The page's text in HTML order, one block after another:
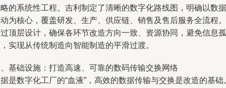
的系统性工程。吉利制定了清晰的数字化路线图，明确以数据
为核心，覆盖研发、生产、供应链、销售及售后服务全流程。
顶层设计，确保各环节改造方向一致、资源协同，避免信息孤
实现从传统制造向智能制造的平滑过渡。
基础设施：打造高速、可靠的数码传输交换网络
是数字化工厂的“血液”，高效的数据传输与交换是改造的基础